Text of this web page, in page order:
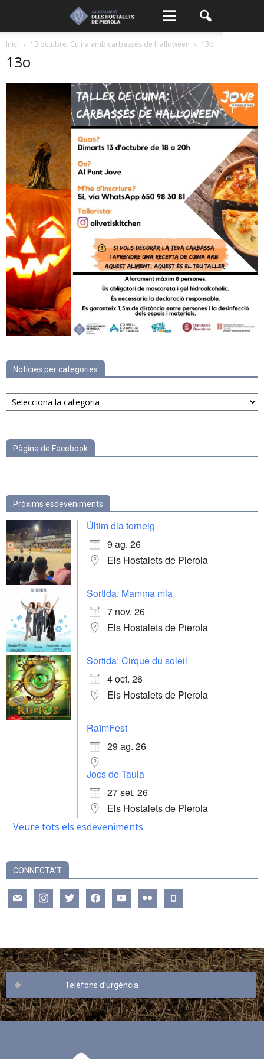
Inici 13 octubre. Cuina amb carbasses de Halloween 13o
13o
Notícies per categories
Notícies
per
Pàgina de Facebook
Pròxims esdeveniments
Últim dia torneig
9 ag. 26
Els Hostalets de Pierola
Sortida: Mamma mia
7 nov. 26
Els Hostalets de Pierola
Sortida: Cirque du soleil
4 oct. 26
Els Hostalets de Pierola
RaïmFest
29 ag. 26
Jocs de Taula
27 set. 26
Els Hostalets de Pierola
Veure tots els esdeveniments
CONNECTA’T
mail instagramtwitter facebookyoutube flickr mobile
Telèfons d’urgència